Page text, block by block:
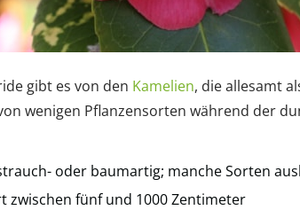
gibt es von den Kamelien, die allesamt
wenigen Pflanzensorten während der
oder baumartig; manche Sorten
zwischen fünf und 1000 Zentimeter